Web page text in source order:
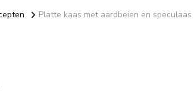
Platte kaas met aardbeien en speculaas